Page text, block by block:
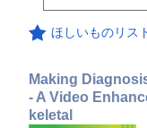
ほしいものリス
Making
- A Video
keletal